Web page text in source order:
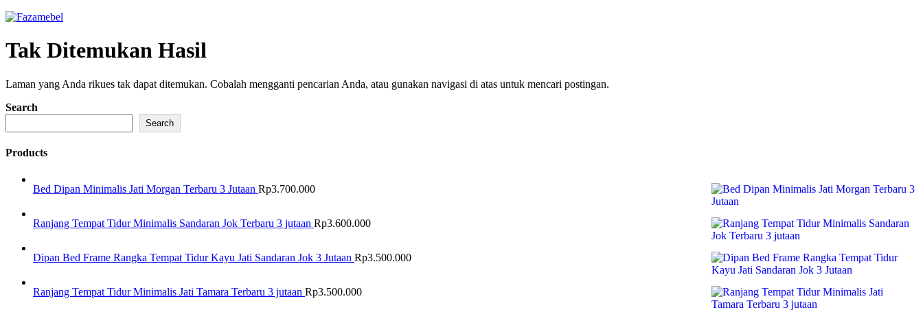
Tak Ditemukan Hasil
Laman yang Anda rikues tak dapat ditemukan. Cobalah mengganti pencarian Anda, atau gunakan navigasi di atas untuk mencari postingan.
Search
Search
Products
Bed Dipan Minimalis Jati Morgan Terbaru 3 Jutaan Rp3.700.000
Ranjang Tempat Tidur Minimalis Sandaran Jok Terbaru 3 jutaan Rp3.600.000
Dipan Bed Frame Rangka Tempat Tidur Kayu Jati Sandaran Jok 3 Jutaan Rp3.500.000
Ranjang Tempat Tidur Minimalis Jati Tamara Terbaru 3 jutaan Rp3.500.000